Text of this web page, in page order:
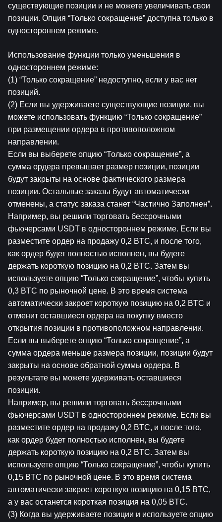
существующие позиции и не можете увеличивать свои
позиции. Опция “Только cокращение” доступна только в
одностороннем режиме.
Использование функции только уменьшения в
одностороннем режиме:
(1) “Только cокращение” недоступно, если у вас нет
позиций.
(2) Если вы удерживаете существующие позиции, вы
можете использовать функцию “Только cокращение”
при размещении ордера в противоположном
направлении.
Если вы выберете опцию “Только cокращение”, а
сумма ордера превышает размер позиции, позиции
будут закрыты на основе фактического размера
позиции. Остальные заказы будут автоматически
отменены, а статус заказа станет “Частично Заполнен”.
Например, вы решили торговать бессрочными
фьючерсами USDT в одностороннем режиме. Если вы
разместите ордер на продажу 0,2 BTC, и после того,
как ордер будет полностью исполнен, вы будете
держать короткую позицию на 0,2 BTC. Затем вы
используете опцию “Только cокращение”, чтобы купить
0,3 BTC по рыночной цене. В это время система
автоматически закроет короткую позицию на 0,2 BTC и
отменит оставшиеся ордера на покупку вместо
открытия позиции в противоположном направлении.
Если вы выберете опцию “Только cокращение”, а
сумма ордера меньше размера позиции, позиции будут
закрыты на основе обратной суммы ордера. В
результате вы можете удерживать оставшиеся
позиции.
Например, вы решили торговать бессрочными
фьючерсами USDT в одностороннем режиме. Если вы
разместите ордер на продажу 0,2 BTC, и после того,
как ордер будет полностью исполнен, вы будете
держать короткую позицию на 0,2 BTC. Затем вы
используете опцию “Только cокращение”, чтобы купить
0,15 BTC по рыночной цене. В это время система
автоматически закроет короткую позицию на 0,15 BTC,
а у вас останется короткая позиция на 0,05 BTC.
(3) Когда вы удерживаете позиции и используете опцию